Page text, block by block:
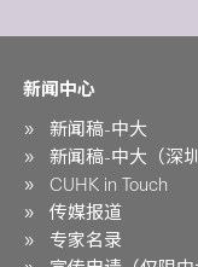
新闻中心
新闻稿-中大
新闻稿-中大（深圳
CUHK in Touch
传媒报道
专家名录